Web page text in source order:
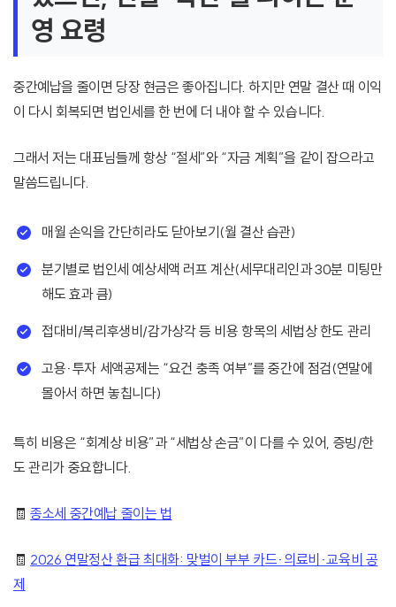
영 요령
중간예납을 줄이면 당장 현금은 좋아집니다. 하지만 연말 결산 때 이익
이 다시 회복되면 법인세를 한 번에 더 내야 할 수 있습니다.
그래서 저는 대표님들께 항상 “절세”와 “자금 계획”을 같이 잡으라고
말씀드립니다.
매월 손익을 간단히라도 닫아보기(월 결산 습관)
분기별로 법인세 예상세액 러프 계산(세무대리인과 30분 미팅만
해도 효과 큼)
접대비/복리후생비/감가상각 등 비용 항목의 세법상 한도 관리
고용·투자 세액공제는 “요건 충족 여부”를 중간에 점검(연말에
몰아서 하면 놓칩니다)
특히 비용은 “회계상 비용”과 “세법상 손금”이 다를 수 있어, 증빙/한
도 관리가 중요합니다.
🧾종소세 중간예납 줄이는 법
🧾 2026 연말정산 환급 최대화: 맞벌이 부부 카드·의료비·교육비 공
제